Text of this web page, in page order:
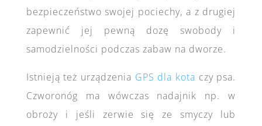
bezpieczeństwo swojej pociechy, a z drugiej
zapewnić jej pewną dozę swobody i
samodzielności podczas zabaw na dworze.
Istnieją też urządzenia GPS dla kota czy psa.
Czworonóg ma wówczas nadajnik np. w
obroży i jeśli zerwie się ze smyczy lub